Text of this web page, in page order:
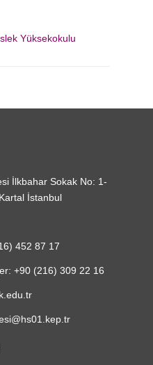
Yüksekokulu
İlkbahar Sokak No: 1-
İstanbul
452 87 17
+90 (216) 309 22 16